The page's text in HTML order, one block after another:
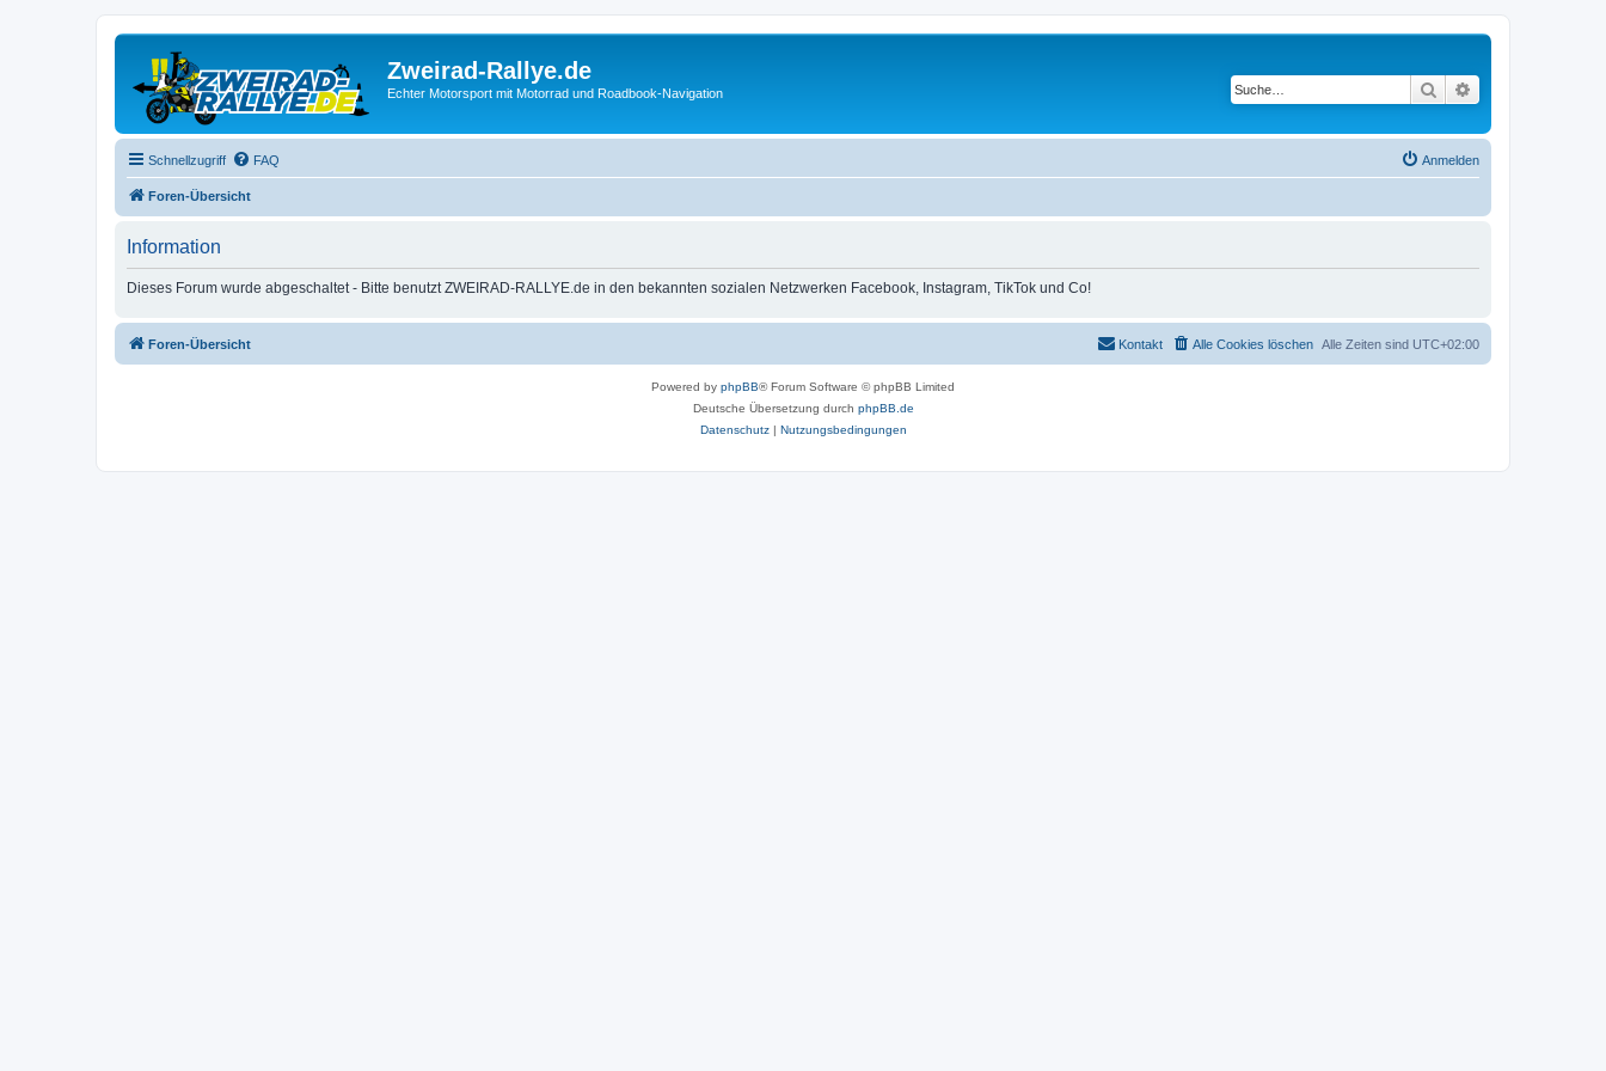
Zweirad-Rallye.de
Echter Motorsport mit Motorrad und Roadbook-Navigation Suche
Schnellzugriff FAQ Anmelden
Foren-Übersicht
Information
Dieses Forum wurde abgeschaltet - Bitte benutzt ZWEIRAD-RALLYE.de in den bekannten sozialen Netzwerken Facebook, Instagram, TikTok und Co!
Foren-Übersicht Alle Zeiten sind UTC+02:00
Alle Cookies löschen
Kontakt
Powered by phpBB® Forum Software © phpBB Limited
Deutsche Übersetzung durch phpBB.de
Datenschutz| Nutzungsbedingungen